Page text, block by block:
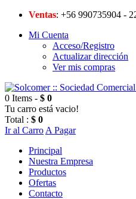
Ventas: +56 990735904 -
Mi Cuenta
Acceso/Registro
Actualizar dirección
Ver mis compras
0 Items - $ 0
Tu carro está vacio!
Total : $ 0
Ir al Carro A Pagar
Principal
Nuestra Empresa
Productos
Ofertas
Contacto